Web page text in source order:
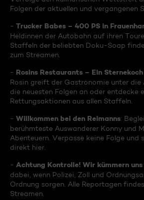
Folgen der aktuellen und vergangenen
- Trucker Babes – 400 PS in
Heldinnen der Autobahn auf ihren
Staffeln der beliebten Doku-Soap
zum Streamen.
- Rosins Restaurants – Ein
Rosin greift der Gastronomie unter die
die neuesten Folgen an oder entdecke
Rettungsaktionen aus allen Staffeln.
- Willkommen bei den Reimanns:
berühmteste Auswanderer Konny und
Abenteuern. Verpasse keine Folge und
direkt hier.
- Achtung Kontrolle! Wir kümmern uns
dabei, wenn Polizei, Zoll und
Ordnung sorgen. Alle Reportagen
Streamen.